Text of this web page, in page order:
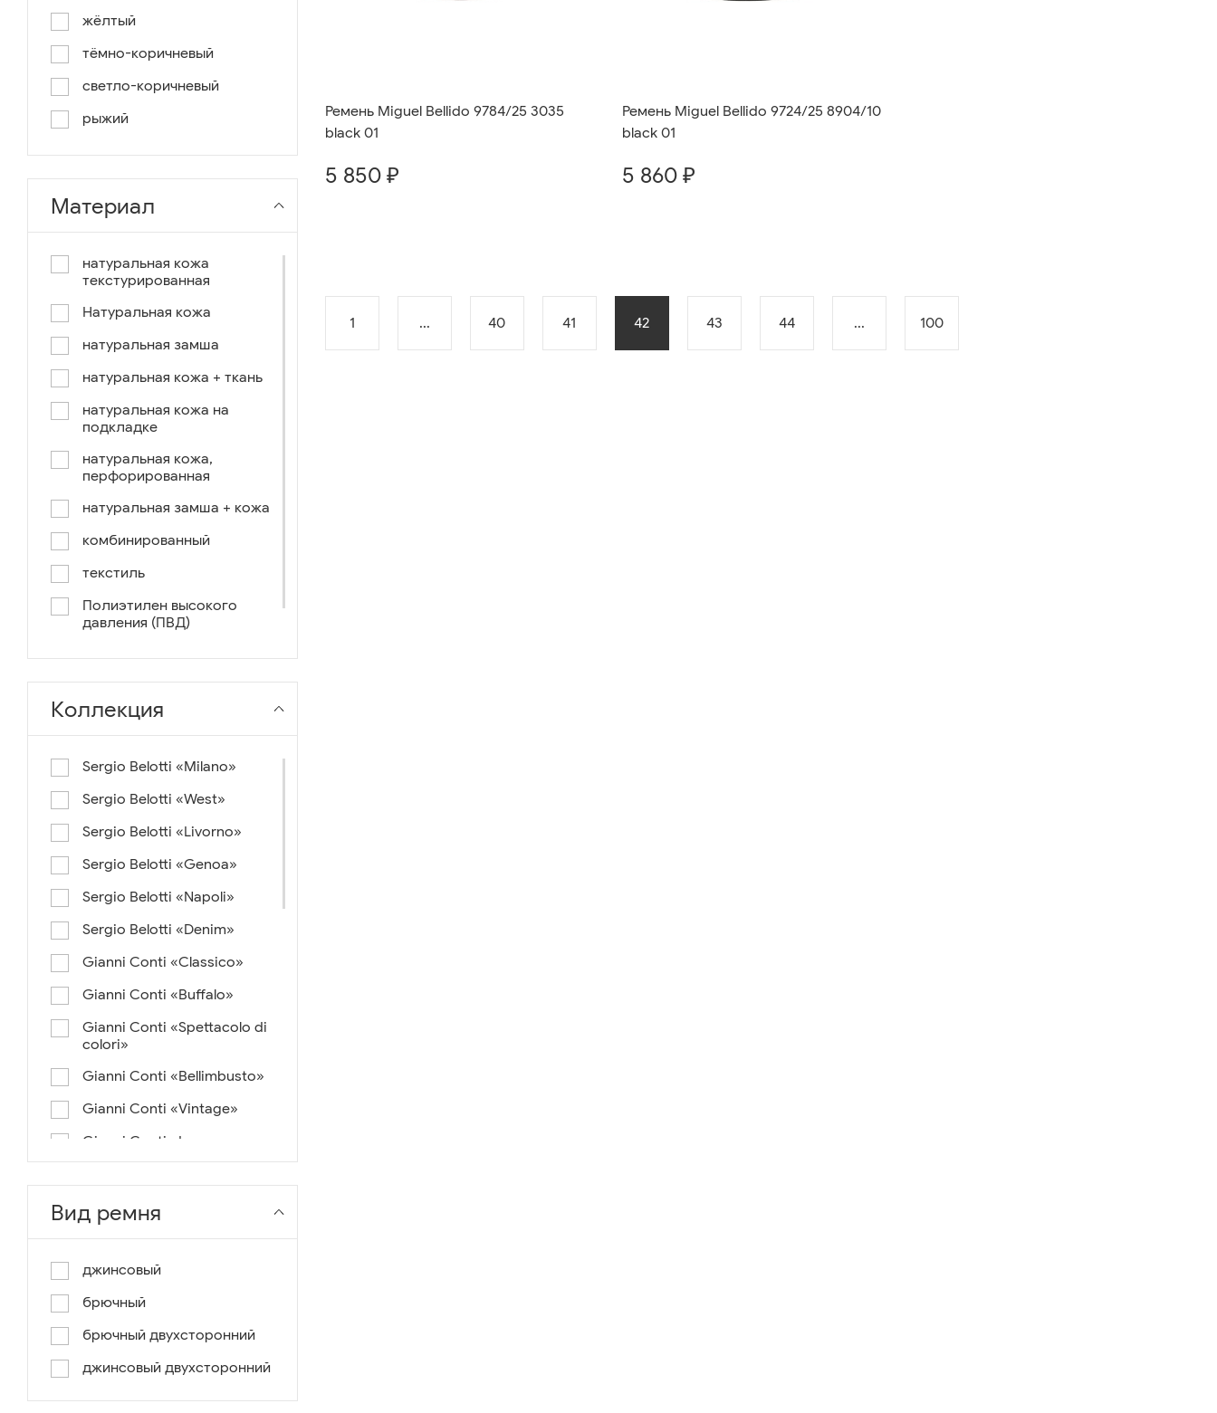
жёлтый
тёмно-коричневый
светло-коричневый
рыжий
серо-коричневый
светло-голубой
чёрный-коричневый
комбинированный
коричнево-зеленый
коричневый-синий
коричневый/светло-
коричневый /ручное окраш.-
синий/черный
коричневый /ручное окраш.-
Материал
натуральная кожа
текстурированная
Натуральная кожа
натуральная замша
натуральная кожа + ткань
натуральная кожа на
подкладке
натуральная кожа,
перфорированная
натуральная замша + кожа
комбинированный
текстиль
Полиэтилен высокого
давления (ПВД)
нейлон+ткань
Коллекция
Sergio Belotti «Milano»
Sergio Belotti «West»
Sergio Belotti «Livorno»
Sergio Belotti «Genoa»
Sergio Belotti «Napoli»
Sergio Belotti «Denim»
Gianni Conti «Classico»
Gianni Conti «Buffalo»
Gianni Conti «Spettacolo di
colori»
Gianni Conti «Bellimbusto»
Gianni Conti «Vintage»
Gianni Conti «Lusso e un
pochino di colore»
Gianni Conti «Antico»
Miguel Bellido «Melbourne»
Вид ремня
джинсовый
брючный
брючный двухсторонний
джинсовый двухсторонний
Ремень Miguel Bellido 9784/25 3035
black 01
5 850 ₽
Ремень Miguel Bellido 9724/25 8904/10
black 01
5 860 ₽
1 ... 40 41 42 43 44 ... 100